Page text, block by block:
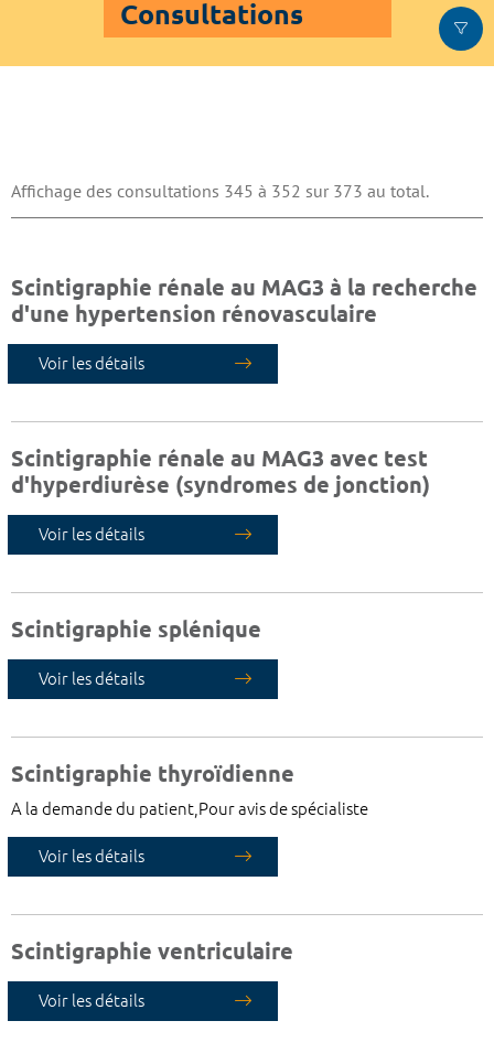
Consultations
Affichage des consultations 345 à 352 sur 373 au total.
Scintigraphie rénale au MAG3 à la recherche
d'une hypertension rénovasculaire
Voir les détails
Scintigraphie rénale au MAG3 avec test
d'hyperdiurèse (syndromes de jonction)
Voir les détails
Scintigraphie splénique
Voir les détails
Scintigraphie thyroïdienne
A la demande du patient,Pour avis de spécialiste
Voir les détails
Scintigraphie ventriculaire
Voir les détails